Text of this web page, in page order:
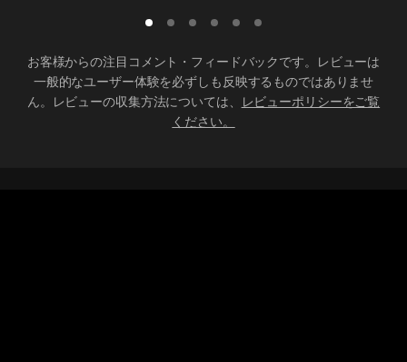
お客様からの注目コメント・フィードバックです。レビューは
一般的なユーザー体験を必ずしも反映するものではありませ
ん。レビューの収集方法については、
レビューポリシーをご覧
ください。